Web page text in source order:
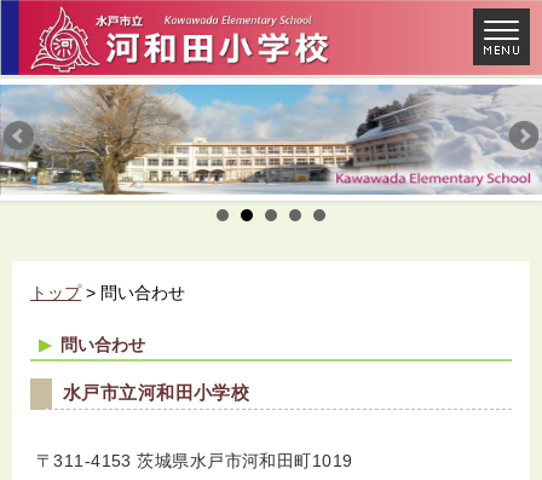
トップ> 問い合わせ
問い合わせ
水戸市立河和田小学校
〒311-4153 茨城県水戸市河和田町1019